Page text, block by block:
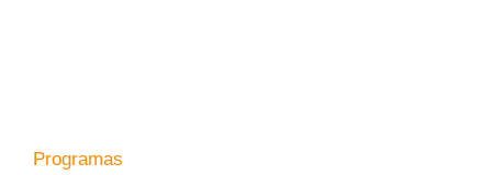
Programas